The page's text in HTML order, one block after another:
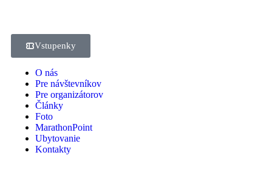
Vstupenky
O nás
Pre návštevníkov
Pre organizátorov
Články
Foto
MarathonPoint
Ubytovanie
Kontakty